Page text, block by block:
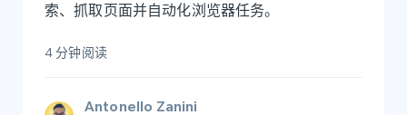
索、抓取页面并自动化浏览器任务。
4 分钟阅读
Antonello Zanini